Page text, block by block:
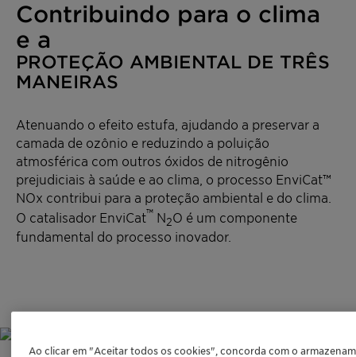
Contribuindo para o clima
e a
PROTEÇÃO AMBIENTAL DE TRÊS
MANEIRAS
Atenuando o efeito estufa, ajudando a preservar a
camada de ozônio e reduzindo a poluição
atmosférica com outros óxidos de nitrogênio
prejudiciais à saúde e ao clima, o processo EnviCat™
NOx contribui para a proteção ambiental e do clima.
O catalisador EnviCat™ N2O é um componente
fundamental do processo inovador.
Ao clicar em "Aceitar todos os cookies", concorda com o